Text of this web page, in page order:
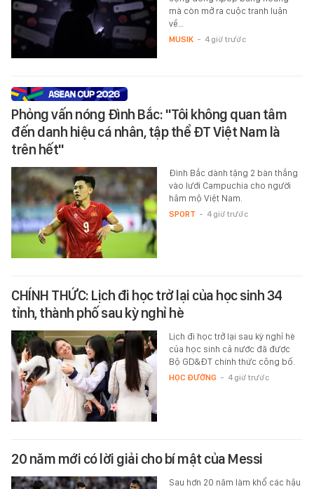
mà còn mở ra cuộc tranh luận
về…
MUSIK - 4 giờ trước
Phỏng vấn nóng Đình Bắc: "Tôi không quan tâm
đến danh hiệu cá nhân, tập thể ĐT Việt Nam là
trên hết"
Đình Bắc dành tặng 2 bàn thắng
vào lưới Campuchia cho người
hâm mộ Việt Nam.
SPORT - 4 giờ trước
CHÍNH THỨC: Lịch đi học trở lại của học sinh 34
tỉnh, thành phố sau kỳ nghỉ hè
Lịch đi học trở lại sau kỳ nghỉ hè
của học sinh cả nước đã được
Bộ GD&ĐT chính thức công bố.
HỌC ĐƯỜNG - 4 giờ trước
20 năm mới có lời giải cho bí mật của Messi
Sau hơn 20 năm làm khổ các hậu